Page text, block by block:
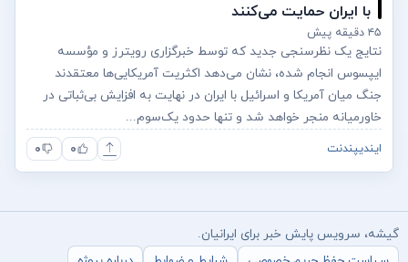
با ایران حمایت می‌کنند
۴۵ دقیقه پیش
نتایج یک نظرسنجی جدید که توسط خبرگزاری رویترز و مؤسسه
ایپسوس انجام شده، نشان می‌دهد اکثریت آمریکایی‌ها معتقدند
جنگ میان آمریکا و اسرائیل با ایران در نهایت به افزایش بی‌ثباتی در
خاورمیانه منجر خواهد شد و تنها حدود یک‌سوم...
ایندیپندنت ۰ ۰
گیشه، سرویس پایش خبر برای ایرانیان.